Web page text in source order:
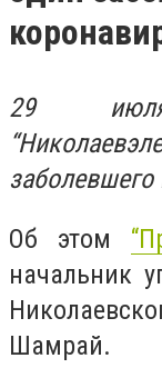
29
Об этом
начальник
Шамрай.